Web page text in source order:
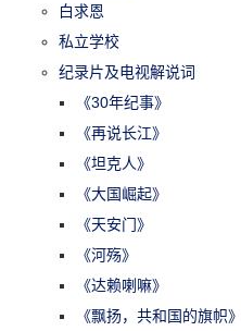
白求恩
私立学校
纪录片及电视解说词
《30年纪事》
《再说长江》
《坦克人》
《大国崛起》
《天安门》
《河殇》
《达赖喇嘛》
《飘扬，共和国的旗帜》